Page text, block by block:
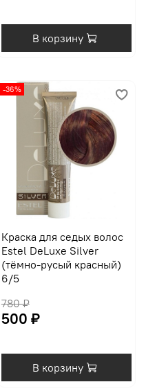
В корзину
-36%
Краска для седых волос
Estel DeLuxe Silver
(тёмно-русый красный)
6/5
780 ₽
500 ₽
В корзину